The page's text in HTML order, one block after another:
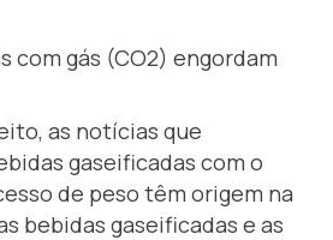
com gás (CO2) engordam
as notícias que
gaseificadas com o
de peso têm origem na
bebidas gaseificadas e as